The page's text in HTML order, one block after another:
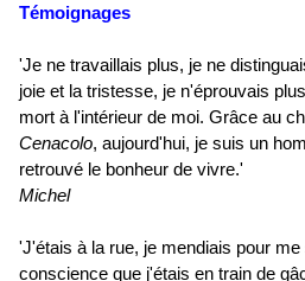
Témoignages
'Je ne travaillais plus, je ne
joie et la tristesse, je n'éprouvais
mort à l'intérieur de moi. Grâce au
Cenacolo, aujourd'hui, je suis un
retrouvé le bonheur de vivre.'
Michel
'J'étais à la rue, je mendiais pour
conscience que j'étais en train de